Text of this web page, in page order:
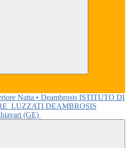
ISTITUTO DI
LUZZATI DEAMBROSIS
(GE)